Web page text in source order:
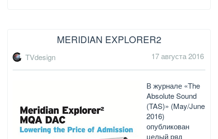
MERIDIAN EXPLORER2
TVdesign 17 августа 2016
В журнале «The
Absolute Sound
(TAS)» (May/June
2016)
опубликован
целый ряд